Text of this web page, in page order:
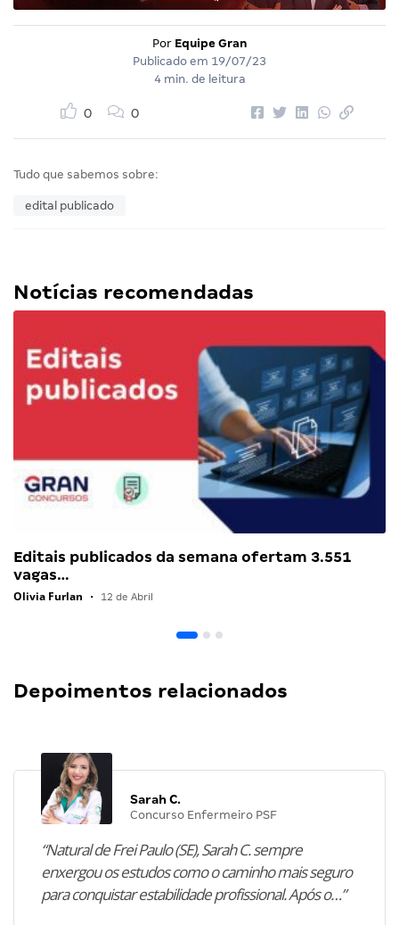
Por Equipe Gran
Publicado em 19/07/23
4 min. de leitura
0 0
Tudo que sabemos sobre:
edital publicado
Notícias recomendadas
Editais publicados da semana ofertam 3.551
vagas…
Olivia Furlan • 12 de Abril
Depoimentos relacionados
Sarah C.
Concurso Enfermeiro PSF
“Natural de Frei Paulo (SE), Sarah C. sempre
enxergou os estudos como o caminho mais seguro
para conquistar estabilidade profissional. Após o…”